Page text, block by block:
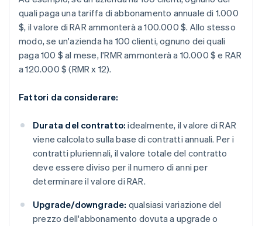
quali paga una tariffa di abbonamento annuale di 1.000
$, il valore di RAR ammonterà a 100.000 $. Allo stesso
modo, se un'azienda ha 100 clienti, ognuno dei quali
paga 100 $ al mese, l'RMR ammonterà a 10.000 $ e RAR
a 120.000 $ (RMR x 12).
Fattori da considerare:
Durata del contratto: idealmente, il valore di RAR
viene calcolato sulla base di contratti annuali. Per i
contratti pluriennali, il valore totale del contratto
deve essere diviso per il numero di anni per
determinare il valore di RAR.
Upgrade/downgrade: qualsiasi variazione del
prezzo dell'abbonamento dovuta a upgrade o